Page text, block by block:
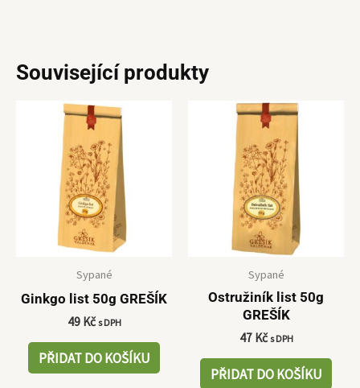
Související produkty
Sypané
Ginkgo list 50g GREŠÍK
49 Kč s DPH
PŘIDAT DO KOŠÍKU
Sypané
Ostružiník list 50g
GREŠÍK
47 Kč s DPH
PŘIDAT DO KOŠÍKU